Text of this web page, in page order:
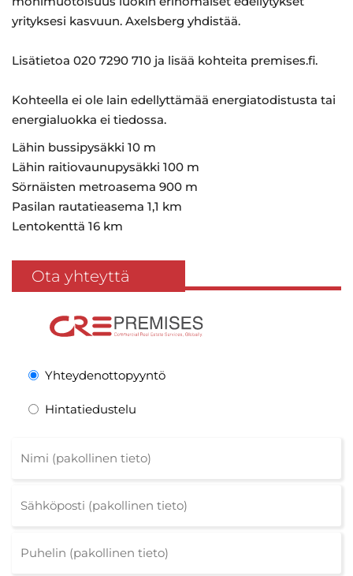
yrityksesi kasvuun. Axelsberg yhdistää.
Lisätietoa 020 7290 710 ja lisää kohteita premises.fi.
Kohteella ei ole lain edellyttämää energiatodistusta tai
energialuokka ei tiedossa.
Lähin bussipysäkki 10 m
Lähin raitiovaunupysäkki 100 m
Sörnäisten metroasema 900 m
Pasilan rautatieasema 1,1 km
Lentokenttä 16 km
Ota yhteyttä
Yhteydenottopyyntö
Hintatiedustelu